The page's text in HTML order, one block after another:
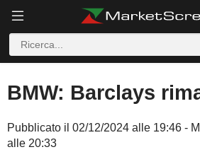
BMW: Barclays
Pubblicato il 02/12/2024 alle 19:46 -
alle 20:33